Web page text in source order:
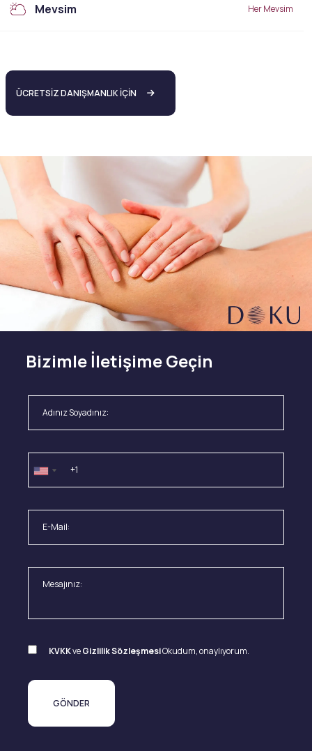
Mevsim Her Mevsim
ÜCRETSİZ DANIŞMANLIK İÇİN
Bizimle İletişime Geçin
KVKKveGizlilik SözleşmesiOkudum, onaylıyorum.